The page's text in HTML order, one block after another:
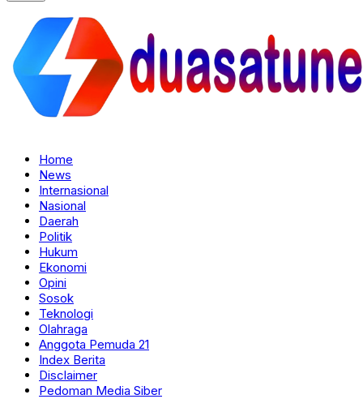
Home
News
Internasional
Nasional
Daerah
Politik
Hukum
Ekonomi
Opini
Sosok
Teknologi
Olahraga
Anggota Pemuda 21
Index Berita
Disclaimer
Pedoman Media Siber